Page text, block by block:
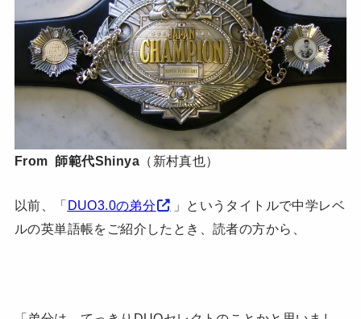
From 師範代Shinya （新村真也）
以前、「DUO3.0の弟分
」というタイトルで中学レベ
ルの英単語帳をご紹介したとき、読者の方から、